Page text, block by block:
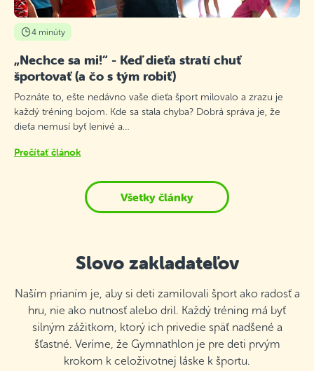
4 minúty
„Nechce sa mi!“ - Keď dieťa stratí chuť
športovať (a čo s tým robiť)
Poznáte to, ešte nedávno vaše dieťa šport milovalo a zrazu je
každý tréning bojom. Kde sa stala chyba? Dobrá správa je, že
dieťa nemusí byť lenivé a…
Prečítať článok
Všetky články
Slovo zakladateľov
Naším prianím je, aby si deti zamilovali šport ako radosť a
hru, nie ako nutnosť alebo dril. Každý tréning má byť
silným zážitkom, ktorý ich privedie späť nadšené a
šťastné. Veríme, že Gymnathlon je pre deti prvým
krokom k celoživotnej láske k športu.